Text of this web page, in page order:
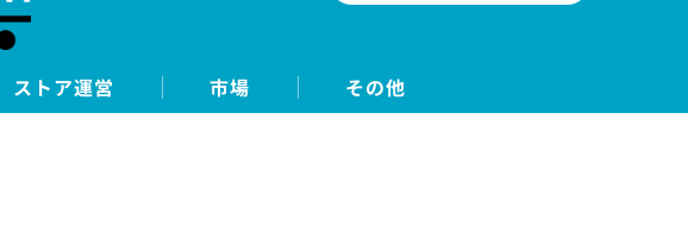
ストア運営 市場 その他